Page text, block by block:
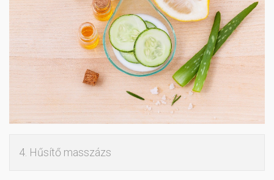
4. Hűsítő masszázs